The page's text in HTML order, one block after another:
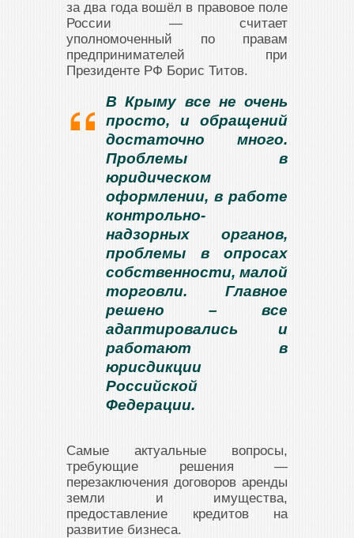
за два года вошёл в правовое поле
России — считает
уполномоченный по правам
предпринимателей при
Президенте РФ Борис Титов.
В Крыму все не очень
просто, и обращений
достаточно много.
Проблемы в
юридическом
оформлении, в работе
контрольно-
надзорных органов,
проблемы в опросах
собственности, малой
торговли. Главное
решено – все
адаптировались и
работают в
юрисдикции
Российской
Федерации.
Самые актуальные вопросы,
требующие решения —
перезаключения договоров аренды
земли и имущества,
предоставление кредитов на
развитие бизнеса.